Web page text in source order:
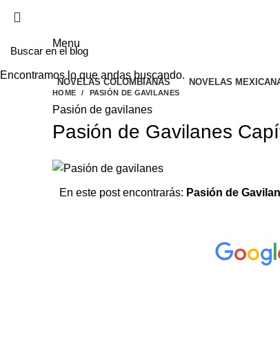
Menu
NOVELAS COLOMBIANAS NOVELAS
HOME PASIÓN DE GAVILANES
Pasión de gavilanes
Pasión de Gavilanes
En este post encontrarás: Pasión de
Encontramos lo que andas buscando.